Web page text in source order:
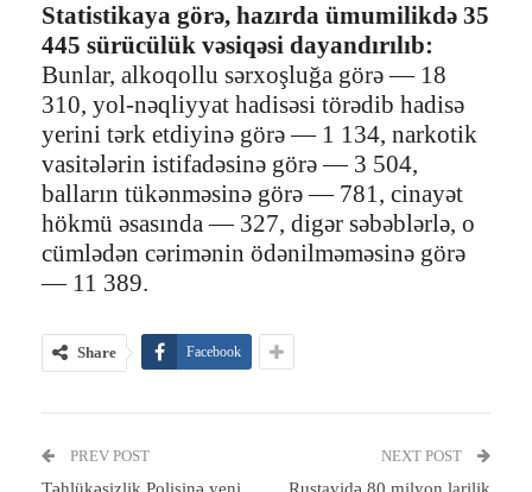
Statistikaya görə, hazırda ümumilikdə 35
445 sürücülük vəsiqəsi dayandırılıb:
Bunlar, alkoqollu sərxoşluğa görə — 18
310, yol-nəqliyyat hadisəsi törədib hadisə
yerini tərk etdiyinə görə — 1 134, narkotik
vasitələrin istifadəsinə görə — 3 504,
balların tükənməsinə görə — 781, cinayət
hökmü əsasında — 327, digər səbəblərlə, o
cümlədən cərimənin ödənilməməsinə görə
— 11 389.
Share Facebook
PREV POST NEXT POST